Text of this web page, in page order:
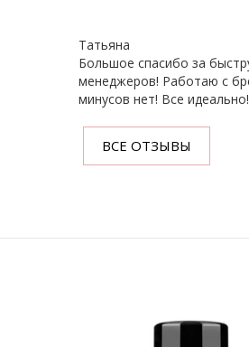
Татьяна
Большое спасибо за
менеджеров! Работаю с
минусов нет! Все идеально!
ВСЕ ОТЗЫВЫ